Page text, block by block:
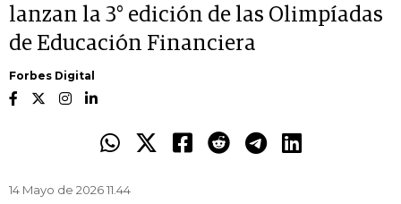
lanzan la 3° edición de las Olimpíadas
de Educación Financiera
Forbes Digital
14 Mayo de 2026 11.44